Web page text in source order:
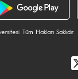
Tüm Hakları Saklıdır